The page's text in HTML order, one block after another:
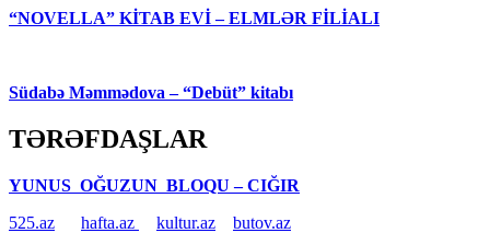
“NOVELLA” KİTAB EVİ – ELMLƏR FİLİALI
Südabə Məmmədova – “Debüt” kitabı
TƏRƏFDAŞLAR
YUNUS OĞUZUN BLOQU – CIĞIR
525.az
hafta.az kultur.az
butov.az